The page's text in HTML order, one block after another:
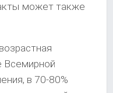
может также
Всемирной
в 70-80%